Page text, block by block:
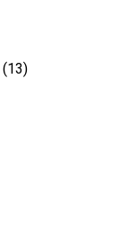
(13)